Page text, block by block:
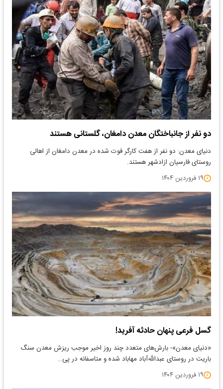
دو نفر از جانباختگان معدن دامغان، گلستانی هستند
​دنیای معدن: دو نفر از هفت کارگر فوت شده در معدن دامغان از اهالی
روستای فارسیان ازادشهر هستند.
۱۹ فروردین ۱۴۰۴
گسل فرعی پنهان حادثه آفرید!
«دنیای معدن»- بارش‌های متعدد چند روز اخیر موجب ریزش معدن سنگ
باریت در روستای عبدالله‌آباد مهاباد شده و متاسفانه در پی…
۱۹ فروردین ۱۴۰۴